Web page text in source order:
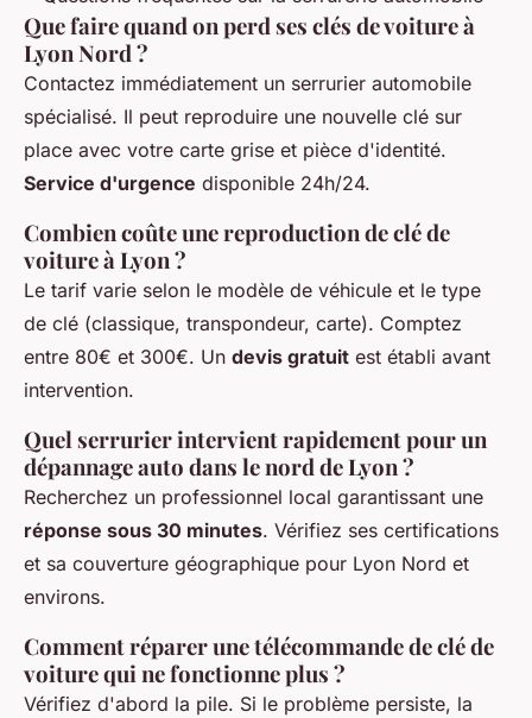
Que faire quand on perd ses clés de voiture à
Lyon Nord ?
Contactez immédiatement un serrurier automobile
spécialisé. Il peut reproduire une nouvelle clé sur
place avec votre carte grise et pièce d'identité.
Service d'urgence disponible 24h/24.
Combien coûte une reproduction de clé de
voiture à Lyon ?
Le tarif varie selon le modèle de véhicule et le type
de clé (classique, transpondeur, carte). Comptez
entre 80€ et 300€. Un devis gratuit est établi avant
intervention.
Quel serrurier intervient rapidement pour un
dépannage auto dans le nord de Lyon ?
Recherchez un professionnel local garantissant une
réponse sous 30 minutes. Vérifiez ses certifications
et sa couverture géographique pour Lyon Nord et
environs.
Comment réparer une télécommande de clé de
voiture qui ne fonctionne plus ?
Vérifiez d'abord la pile. Si le problème persiste, la